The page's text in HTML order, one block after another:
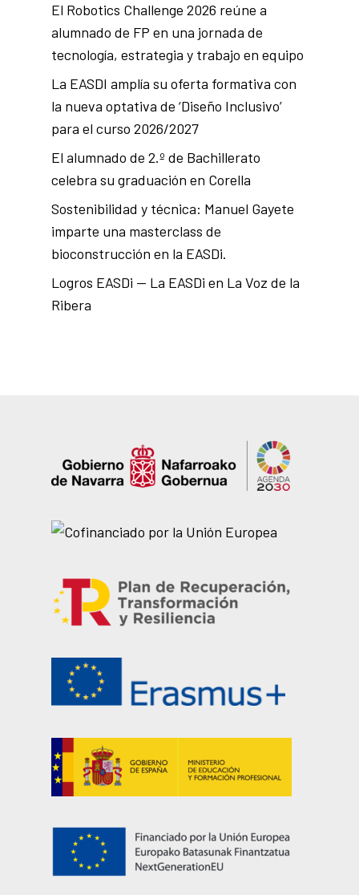
El Robotics Challenge 2026 reúne a
alumnado de FP en una jornada de
tecnología, estrategia y trabajo en equipo
La EASDI amplía su oferta formativa con
la nueva optativa de ‘Diseño Inclusivo’
para el curso 2026/2027
El alumnado de 2.º de Bachillerato
celebra su graduación en Corella
Sostenibilidad y técnica: Manuel Gayete
imparte una masterclass de
bioconstrucción en la EASDi.
Logros EASDi — La EASDi en La Voz de la
Ribera